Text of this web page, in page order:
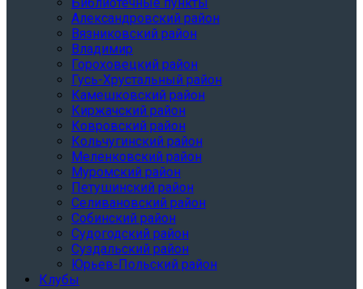
Библиотечные пункты
Александровский район
Вязниковский район
Владимир
Гороховецкий район
Гусь-Хрустальный район
Камешковский район
Киржачский район
Ковровский район
Кольчугинский район
Меленковский район
Муромский район
Петушинский район
Селивановский район
Собинский район
Судогодский район
Суздальский район
Юрьев-Польский район
Клубы